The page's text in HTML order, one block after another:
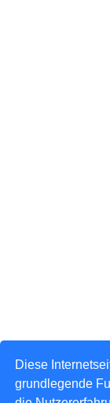
Diese
grundlegende